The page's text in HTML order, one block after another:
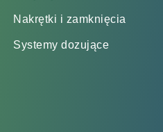
Nakrętki i zamknięcia
Systemy dozujące